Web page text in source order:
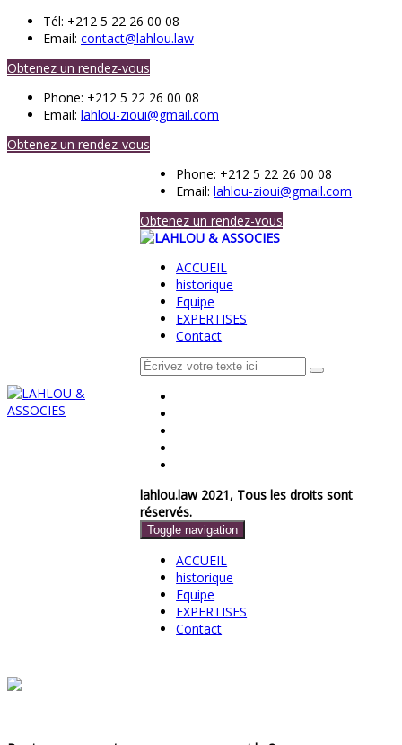
Tél: +212 5 22 26 00 08
Email: contact@lahlou.law
Obtenez un rendez-vous
Phone: +212 5 22 26 00 08
Email: lahlou-zioui@gmail.com
Obtenez un rendez-vous
Phone: +212 5 22 26 00 08
Email:lahlou-zioui@gmail.com
Obtenez un rendez-vous
ACCUEIL
historique
Equipe
EXPERTISES
Contact
lahlou.law 2021, Tous les droits sont
réservés.
Toggle navigation
ACCUEIL
historique
Equipe
EXPERTISES
Contact